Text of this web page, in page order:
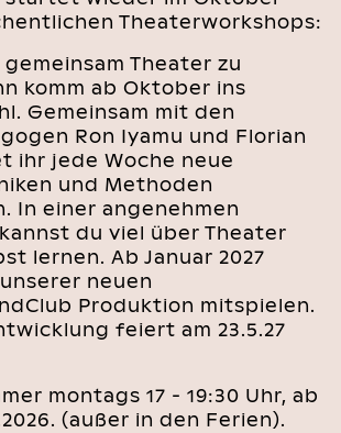
Theaterworkshops:
Theater zu
komm ab Oktober ins
Gemeinsam mit den
Ron Iyamu und Florian
ihr jede Woche neue
und Methoden
In einer angenehmen
du viel über Theater
lernen. Ab Januar 2027
neuen
Produktion mitspielen.
feiert am 23.5.27
montags 17 - 19:30 Uhr, ab
(außer in den Ferien).